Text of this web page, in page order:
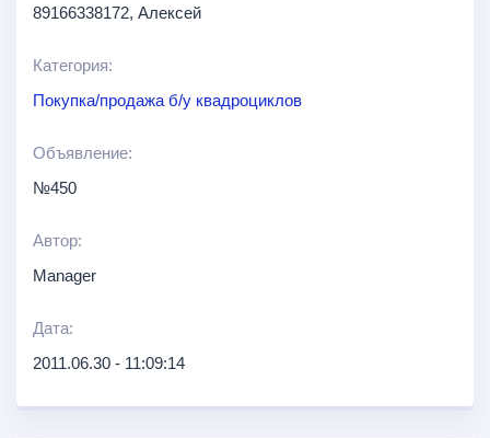
89166338172, Алексей
Категория:
Покупка/продажа б/у квадроциклов
Объявление:
№450
Автор:
Manager
Дата:
2011.06.30 - 11:09:14